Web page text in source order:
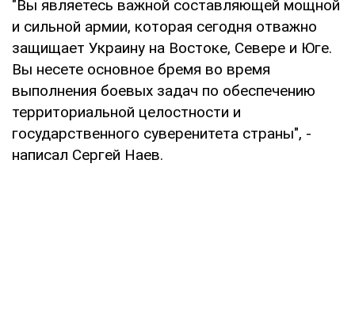
"Вы являетесь важной составляющей мощной
и сильной армии, которая сегодня отважно
защищает Украину на Востоке, Севере и Юге.
Вы несете основное бремя во время
выполнения боевых задач по обеспечению
территориальной целостности и
государственного суверенитета страны", -
написал Сергей Наев.